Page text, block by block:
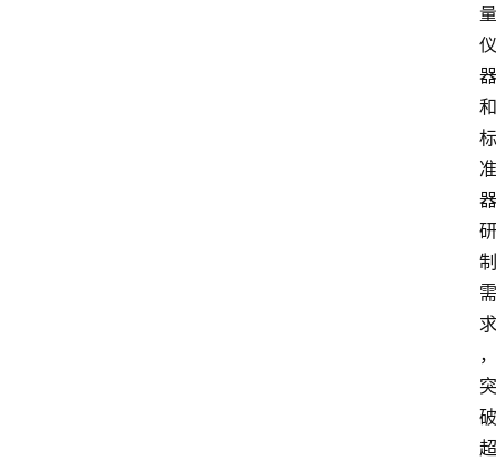
量
仪
器
和
标
准
器
研
制
需
求
，
突
破
超